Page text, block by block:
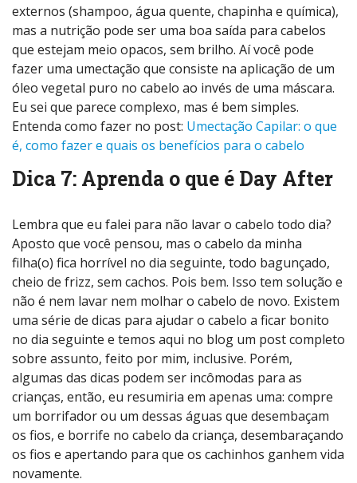
externos (shampoo, água quente, chapinha e química),
mas a nutrição pode ser uma boa saída para cabelos
que estejam meio opacos, sem brilho. Aí você pode
fazer uma umectação que consiste na aplicação de um
óleo vegetal puro no cabelo ao invés de uma máscara.
Eu sei que parece complexo, mas é bem simples.
Entenda como fazer no post: Umectação Capilar: o que
é, como fazer e quais os benefícios para o cabelo
Dica 7: Aprenda o que é Day After
Lembra que eu falei para não lavar o cabelo todo dia?
Aposto que você pensou, mas o cabelo da minha
filha(o) fica horrível no dia seguinte, todo bagunçado,
cheio de frizz, sem cachos. Pois bem. Isso tem solução e
não é nem lavar nem molhar o cabelo de novo. Existem
uma série de dicas para ajudar o cabelo a ficar bonito
no dia seguinte e temos aqui no blog um post completo
sobre assunto, feito por mim, inclusive. Porém,
algumas das dicas podem ser incômodas para as
crianças, então, eu resumiria em apenas uma: compre
um borrifador ou um dessas águas que desembaçam
os fios, e borrife no cabelo da criança, desembaraçando
os fios e apertando para que os cachinhos ganhem vida
novamente.